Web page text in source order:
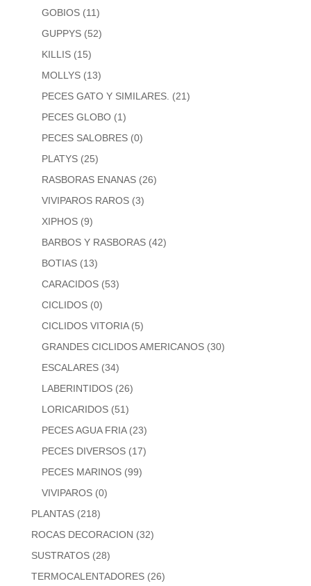
GOBIOS (11)
GUPPYS (52)
KILLIS (15)
MOLLYS (13)
PECES GATO Y SIMILARES. (21)
PECES GLOBO (1)
PECES SALOBRES (0)
PLATYS (25)
RASBORAS ENANAS (26)
VIVIPAROS RAROS (3)
XIPHOS (9)
BARBOS Y RASBORAS (42)
BOTIAS (13)
CARACIDOS (53)
CICLIDOS (0)
CICLIDOS VITORIA (5)
GRANDES CICLIDOS AMERICANOS (30)
ESCALARES (34)
LABERINTIDOS (26)
LORICARIDOS (51)
PECES AGUA FRIA (23)
PECES DIVERSOS (17)
PECES MARINOS (99)
VIVIPAROS (0)
PLANTAS (218)
ROCAS DECORACION (32)
SUSTRATOS (28)
TERMOCALENTADORES (26)